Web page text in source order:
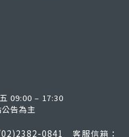
09:00 – 17:30
告為主
(02)2382-0841客服信箱：